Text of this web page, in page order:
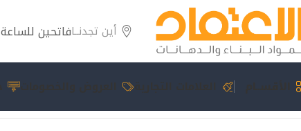
أين تجدنــافاتحين للساعة